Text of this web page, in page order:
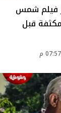
فيلم شمس
مكثفة قبل